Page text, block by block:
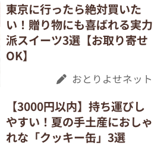
東京に行ったら絶対買いた
い！贈り物にも喜ばれる実力
派スイーツ3選【お取り寄せ
OK】
おとりよせネット
【3000円以内】持ち運びし
やすい！夏の手土産におしゃ
れな「クッキー缶」3選